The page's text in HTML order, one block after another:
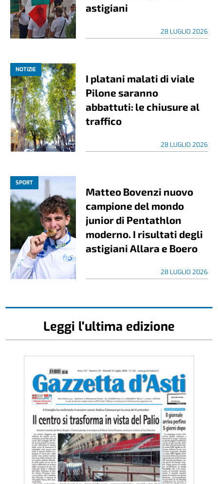
astigiani
28 LUGLIO 2026
NOTIZIE
I platani malati di viale
Pilone saranno
abbattuti: le chiusure al
traffico
28 LUGLIO 2026
SPORT
Matteo Bovenzi nuovo
campione del mondo
junior di Pentathlon
moderno. I risultati degli
astigiani Allara e Boero
28 LUGLIO 2026
Leggi l'ultima edizione